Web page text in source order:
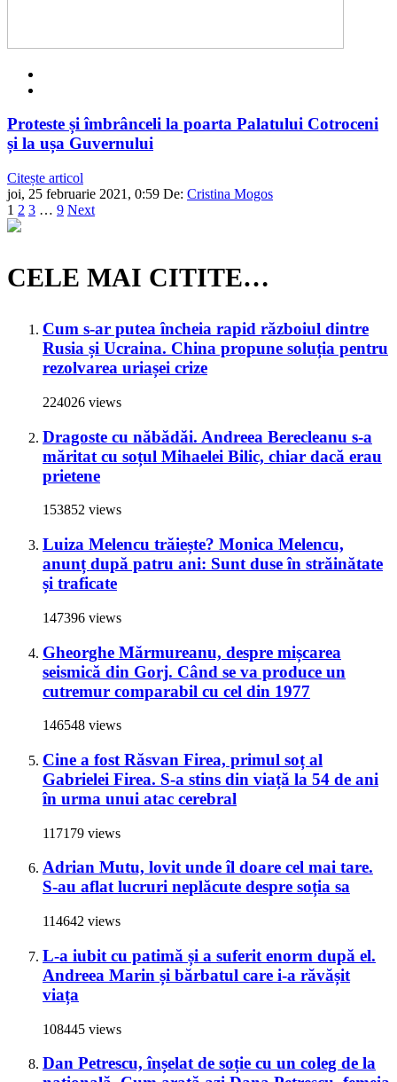
Proteste și îmbrânceli la poarta Palatului Cotroceni
și la ușa Guvernului
Citește articol
joi, 25 februarie 2021, 0:59 De: Cristina Mogos
1 2 3 … 9 Next
CELE MAI CITITE…
Cum s-ar putea încheia rapid războiul dintre
Rusia și Ucraina. China propune soluția pentru
rezolvarea uriașei crize
224026 views
Dragoste cu năbădăi. Andreea Berecleanu s-a
măritat cu soțul Mihaelei Bilic, chiar dacă erau
prietene
153852 views
Luiza Melencu trăiește? Monica Melencu,
anunț după patru ani: Sunt duse în străinătate
și traficate
147396 views
Gheorghe Mărmureanu, despre mișcarea
seismică din Gorj. Când se va produce un
cutremur comparabil cu cel din 1977
146548 views
Cine a fost Răsvan Firea, primul soț al
Gabrielei Firea. S-a stins din viață la 54 de ani
în urma unui atac cerebral
117179 views
Adrian Mutu, lovit unde îl doare cel mai tare.
S-au aflat lucruri neplăcute despre soția sa
114642 views
L-a iubit cu patimă și a suferit enorm după el.
Andreea Marin și bărbatul care i-a răvășit
viața
108445 views
Dan Petrescu, înșelat de soție cu un coleg de la